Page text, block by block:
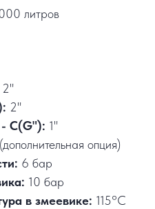
литров
2"
2"
- С(G"): 1"
опция)
6 бар
10 бар
в змеевике: 115°C